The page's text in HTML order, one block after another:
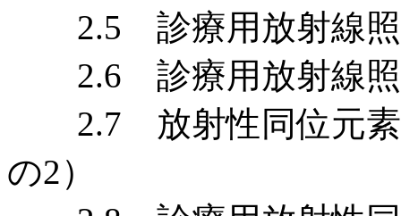
2.5 診療用放射線照
2.6 診療用放射線照
2.7 放射性同位元素
の2）